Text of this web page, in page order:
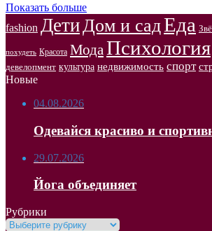
Показать больше
fashion ДетиДом и садЕда
похудеть Красота Мода Психология
девелопмент культура недвижимость спорт
Новые
04.08.2026
Одевайся красиво и
29.07.2026
Йога объединяет
Рубрики
Рубрики